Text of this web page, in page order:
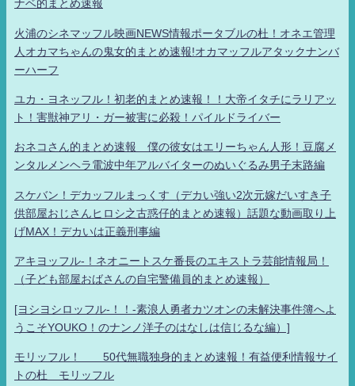
ナベ的まとめ速報
火浦のシネマッフル映画NEWS情報ポータブルの杜！オネエ管理
人オカマちゃんの鬼女的まとめ速報!オカマッフルアタックナンバ
ーハーフ
ユカ・ヨネッフル！初老的まとめ速報！！大帝イタチにラリアッ
ト！害獣神アリ・ガー被害に必殺！パイルドライバー
おネコさん的まとめ速報 僕の彼女はエリーちゃん人形！豆腐メ
ンタルメンヘラ電波中年アルバイターのぬいぐるみ男子末路編
スケバン！デカッフルまっくす（デカい強い2次元嫁だいすき子
供部屋おじさんヒロシ之古惑仔的まとめ速報）話題な動画取り上
げMAX！デカいは正義刑事編
アキヨッフル-！ネオニートスケ番長のエキストラ芸能情報局！
（子ども部屋おばさんの自宅警備員的まとめ速報）
[ヨシヨシロッフル-！！-素浪人勇者カツオンの未解決事件簿へよ
うこそYOUKO！のナンノ洋子のはなしは信じるな編）]
モリッフル！ 50代無職独身的まとめ速報！有益便利情報サイ
トの杜 モリッフル